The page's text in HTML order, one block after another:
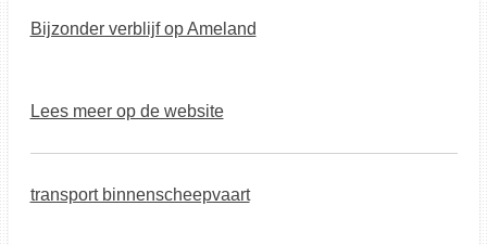
Bijzonder verblijf op Ameland
Lees meer op de website
transport binnenscheepvaart